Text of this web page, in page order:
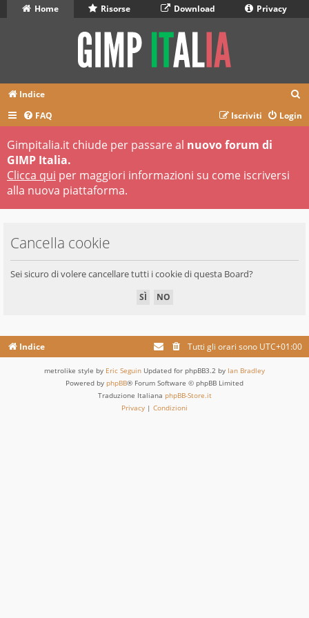
Home Risorse Download Privacy
Indice
r
FAQ Login
Iscriviti
Gimpitalia.it chiude per passare al nuovo forum di
GIMP Italia.
Clicca qui per maggiori informazioni su come iscriversi
alla nuova piattaforma.
Cancella cookie
Sei sicuro di volere cancellare tutti i cookie di questa Board?
Indice Tutti gli orari sono UTC+01:00
metrolike style by Eric Seguin Updated for phpBB3.2 by Ian Bradley
Powered by phpBB® Forum Software © phpBB Limited
Traduzione Italiana phpBB-Store.it
Privacy | Condizioni